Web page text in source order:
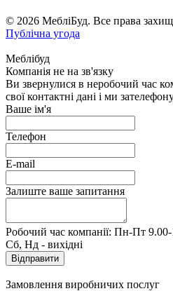
© 2026 МебліБуд. Все права
Публічна угода
Меблібуд
Компанія не на зв'язку
Ви звернулися в неробочий час
свої контактні дані і ми
Ваше ім'я
Телефон
E-mail
Залиште ваше запитання
Робочий час компанії: Пн-Пт
Сб, Нд - вихідні
Замовлення виробничих послуг